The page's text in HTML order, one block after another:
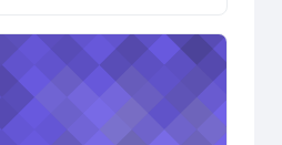
des systèmes